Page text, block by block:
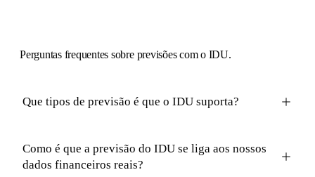
Perguntasfrequentes sobre previsões com o IDU.
Que tipos de previsão é que o IDU suporta?
Como é que a previsão do IDU se liga aos nossos
dados financeiros reais?